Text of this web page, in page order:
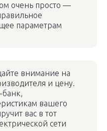
очень просто —
параметрам
внимание на
и цену.
банк,
вашего
вас в тот
сети